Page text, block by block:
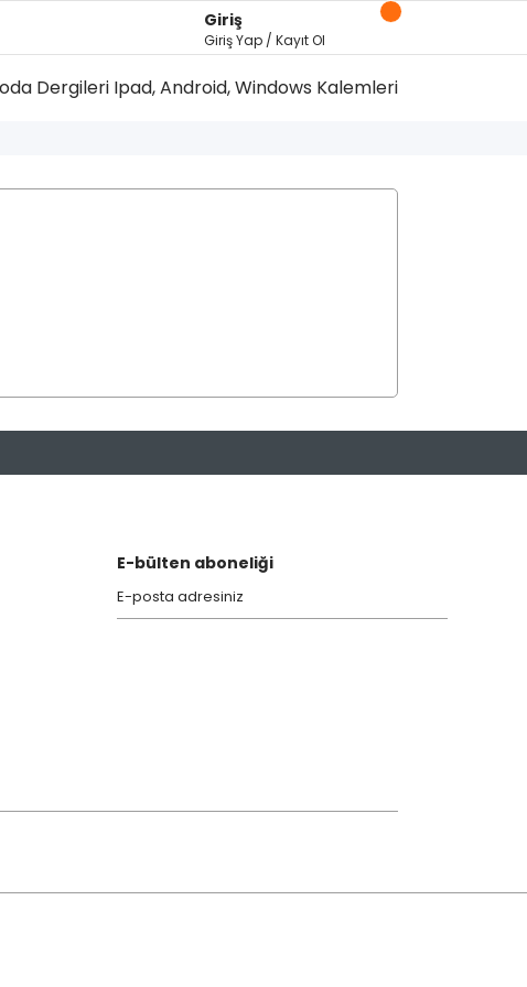
Giriş
Giriş Yap / Kayıt Ol
Dergileri Ipad, Android, Windows Kalemleri
E-bülten aboneliği